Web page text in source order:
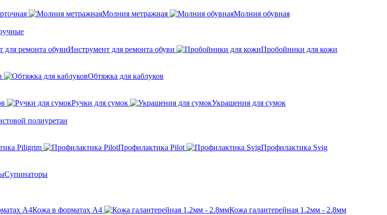
Молния метражная
Молния обувная
Инструмент для ремонта обуви Пробойники для кожи
Обтяжка для каблуков
Ручки для сумок
Украшения для сумок
полиуретан
Piligrim Профилактика Pilot
Профилактика Svig
Супинаторы
Кожа в форматах А4
Кожа галантерейная 1.2мм - 2.8мм